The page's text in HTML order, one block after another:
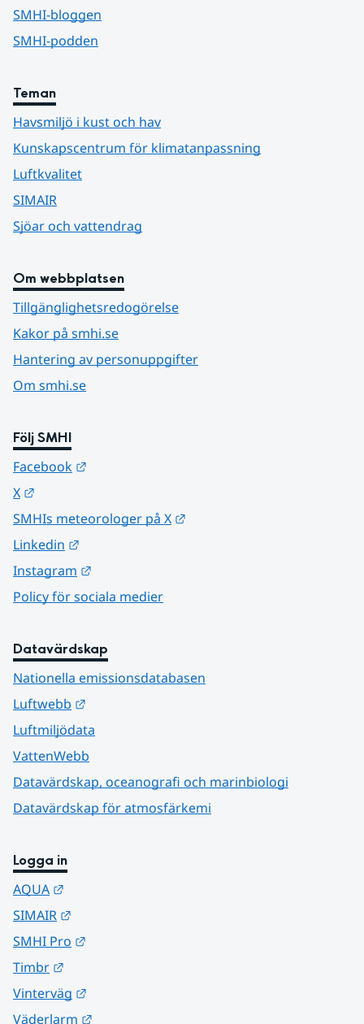
SMHI-bloggen
SMHI-podden
Teman
Havsmiljö i kust och hav
Kunskapscentrum för klimatanpassning
Luftkvalitet
SIMAIR
Sjöar och vattendrag
Om webbplatsen
Tillgänglighetsredogörelse
Kakor på smhi.se
Hantering av personuppgifter
Om smhi.se
Följ SMHI
Facebook
X
SMHIs meteorologer på X
Linkedin
Instagram
Policy för sociala medier
Datavärdskap
Nationella emissionsdatabasen
Luftwebb
Luftmiljödata
VattenWebb
Datavärdskap, oceanografi och marinbiologi
Datavärdskap för atmosfärkemi
Logga in
AQUA
SIMAIR
SMHI Pro
Timbr
Vinterväg
Väderlarm